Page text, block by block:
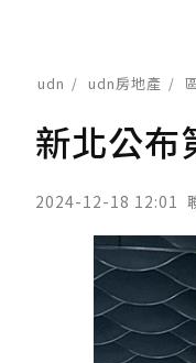
udn udn房地產
新北公布
2024-12-18 12:01